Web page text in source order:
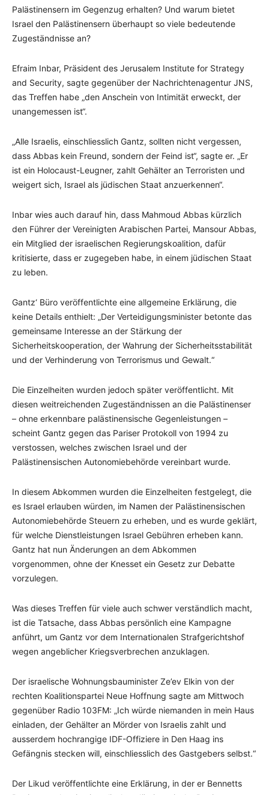
Palästinensern im Gegenzug erhalten? Und warum bietet
Israel den Palästinensern überhaupt so viele bedeutende
Zugeständnisse an?
Efraim Inbar, Präsident des Jerusalem Institute for Strategy
and Security, sagte gegenüber der Nachrichtenagentur JNS,
das Treffen habe „den Anschein von Intimität erweckt, der
unangemessen ist“.
„Alle Israelis, einschliesslich Gantz, sollten nicht vergessen,
dass Abbas kein Freund, sondern der Feind ist“, sagte er. „Er
ist ein Holocaust-Leugner, zahlt Gehälter an Terroristen und
weigert sich, Israel als jüdischen Staat anzuerkennen“.
Inbar wies auch darauf hin, dass Mahmoud Abbas kürzlich
den Führer der Vereinigten Arabischen Partei, Mansour Abbas,
ein Mitglied der israelischen Regierungskoalition, dafür
kritisierte, dass er zugegeben habe, in einem jüdischen Staat
zu leben.
Gantz‘ Büro veröffentlichte eine allgemeine Erklärung, die
keine Details enthielt: „Der Verteidigungsminister betonte das
gemeinsame Interesse an der Stärkung der
Sicherheitskooperation, der Wahrung der Sicherheitsstabilität
und der Verhinderung von Terrorismus und Gewalt.“
Die Einzelheiten wurden jedoch später veröffentlicht. Mit
diesen weitreichenden Zugeständnissen an die Palästinenser
– ohne erkennbare palästinensische Gegenleistungen –
scheint Gantz gegen das Pariser Protokoll von 1994 zu
verstossen, welches zwischen Israel und der
Palästinensischen Autonomiebehörde vereinbart wurde.
In diesem Abkommen wurden die Einzelheiten festgelegt, die
es Israel erlauben würden, im Namen der Palästinensischen
Autonomiebehörde Steuern zu erheben, und es wurde geklärt,
für welche Dienstleistungen Israel Gebühren erheben kann.
Gantz hat nun Änderungen an dem Abkommen
vorgenommen, ohne der Knesset ein Gesetz zur Debatte
vorzulegen.
Was dieses Treffen für viele auch schwer verständlich macht,
ist die Tatsache, dass Abbas persönlich eine Kampagne
anführt, um Gantz vor dem Internationalen Strafgerichtshof
wegen angeblicher Kriegsverbrechen anzuklagen.
Der israelische Wohnungsbauminister Ze’ev Elkin von der
rechten Koalitionspartei Neue Hoffnung sagte am Mittwoch
gegenüber Radio 103FM: „Ich würde niemanden in mein Haus
einladen, der Gehälter an Mörder von Israelis zahlt und
ausserdem hochrangige IDF-Offiziere in Den Haag ins
Gefängnis stecken will, einschliesslich des Gastgebers selbst.“
Der Likud veröffentlichte eine Erklärung, in der er Bennetts